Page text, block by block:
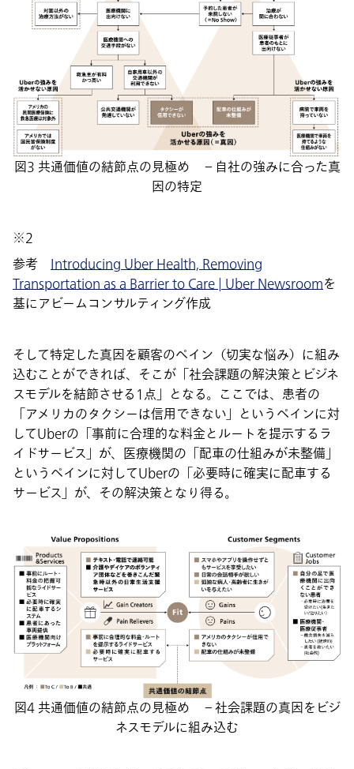
図3 共通価値の結節点の見極め －自社の強みに合った真
因の特定
※2
参考 Introducing Uber Health, Removing
Transportation as a Barrier to Care | Uber Newsroomを
基にアビームコンサルティング作成
そして特定した真因を顧客のペイン（切実な悩み）に組み
込むことができれば、そこが「社会課題の解決策とビジネ
スモデルを結節させる1点」となる。ここでは、患者の
「アメリカのタクシーは信用できない」というペインに対
してUberの「事前に合理的な料金とルートを提示するラ
イドサービス」が、医療機関の「配車の仕組みが未整備」
というペインに対してUberの「必要時に確実に配車する
サービス」が、その解決策となり得る。
図4 共通価値の結節点の見極め －社会課題の真因をビジ
ネスモデルに組み込む